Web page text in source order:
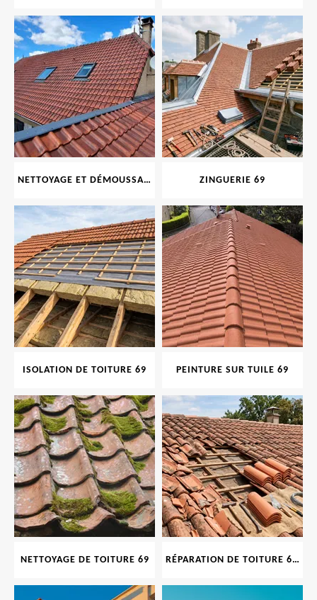
NETTOYAGE ET DÉMOUSSAGE DE TOITURE ET FAÇADE 69 ZINGUERIE 69
ISOLATION DE TOITURE 69 PEINTURE SUR TUILE 69
NETTOYAGE DE TOITURE 69 RÉPARATION DE TOITURE 69 RHONE, TUILES CASSÉES OU ABIMÉES